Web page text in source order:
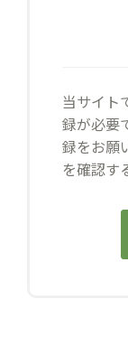
当サイト
録が必要
録をお願
を確認す